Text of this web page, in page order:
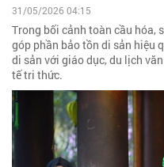
31/05/2026 04:15
Trong bối cảnh toàn cầu hóa,
góp phần bảo tồn di sản hiệu
di sản với giáo dục, du lịch
tế tri thức.